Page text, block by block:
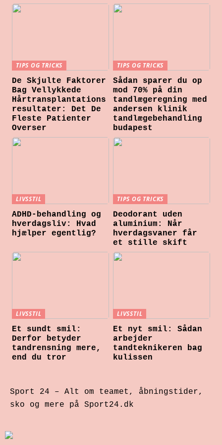
TIPS OG TRICKS
De Skjulte Faktorer
Bag Vellykkede
Hårtransplantations
resultater: Det De
Fleste Patienter
Overser
TIPS OG TRICKS
Sådan sparer du op
mod 70% på din
tandlægeregning med
andersen klinik
tandlægebehandling
budapest
LIVSSTIL
ADHD-behandling og
hverdagsliv: Hvad
hjælper egentlig?
TIPS OG TRICKS
Deodorant uden
aluminium: Når
hverdagsvaner får
et stille skift
LIVSSTIL
Et sundt smil:
Derfor betyder
tandrensning mere,
end du tror
LIVSSTIL
Et nyt smil: Sådan
arbejder
tandteknikeren bag
kulissen
Sport 24 – Alt om teamet, åbningstider,
sko og mere på Sport24.dk